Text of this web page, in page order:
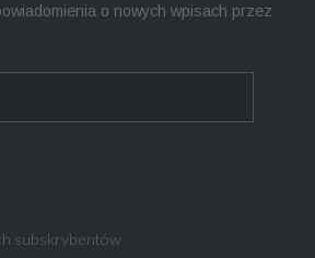
o nowych wpisach przez
subskrybentów